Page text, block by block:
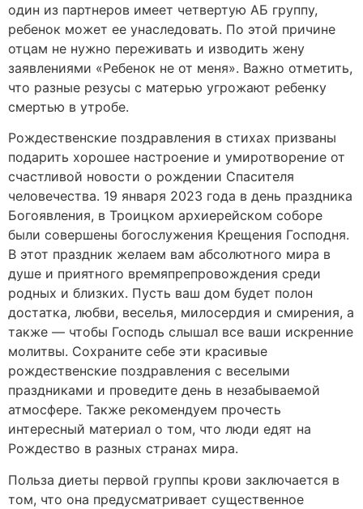
один из партнеров имеет четвертую АБ группу,
ребенок может ее унаследовать. По этой причине
отцам не нужно переживать и изводить жену
заявлениями «Ребенок не от меня». Важно отметить,
что разные резусы с матерью угрожают ребенку
смертью в утробе.
Рождественские поздравления в стихах призваны
подарить хорошее настроение и умиротворение от
счастливой новости о рождении Спасителя
человечества. 19 января 2023 года в день праздника
Богоявления, в Троицком архиерейском соборе
были совершены богослужения Крещения Господня.
В этот праздник желаем вам абсолютного мира в
душе и приятного времяпрепровождения среди
родных и близких. Пусть ваш дом будет полон
достатка, любви, веселья, милосердия и смирения, а
также — чтобы Господь слышал все ваши искренние
молитвы. Сохраните себе эти красивые
рождественские поздравления с веселыми
праздниками и проведите день в незабываемой
атмосфере. Также рекомендуем прочесть
интересный материал о том, что люди едят на
Рождество в разных странах мира.
Польза диеты первой группы крови заключается в
том, что она предусматривает существенное